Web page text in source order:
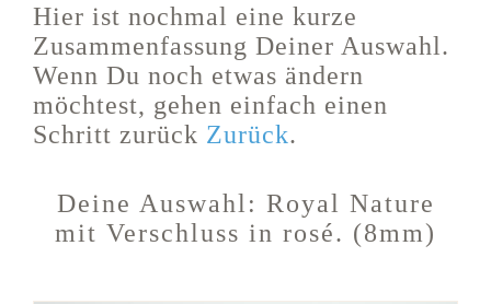
Hier ist nochmal eine kurze
Zusammenfassung Deiner Auswahl.
Wenn Du noch etwas ändern
möchtest, gehen einfach einen
Schritt zurück Zurück.
Deine Auswahl: Royal Nature
mit Verschluss in rosé. (8mm)